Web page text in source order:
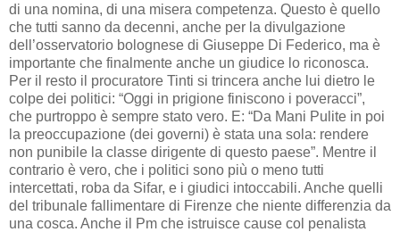
di una nomina, di una misera competenza. Questo è quello
che tutti sanno da decenni, anche per la divulgazione
dell’osservatorio bolognese di Giuseppe Di Federico, ma è
importante che finalmente anche un giudice lo riconosca.
Per il resto il procuratore Tinti si trincera anche lui dietro le
colpe dei politici: “Oggi in prigione finiscono i poveracci”,
che purtroppo è sempre stato vero. E: “Da Mani Pulite in poi
la preoccupazione (dei governi) è stata una sola: rendere
non punibile la classe dirigente di questo paese”. Mentre il
contrario è vero, che i politici sono più o meno tutti
intercettati, roba da Sifar, e i giudici intoccabili. Anche quelli
del tribunale fallimentare di Firenze che niente differenzia da
una cosca. Anche il Pm che istruisce cause col penalista